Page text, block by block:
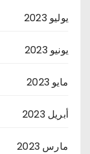
يوليو 2023
يونيو 2023
مايو 2023
أبريل 2023
مارس 2023